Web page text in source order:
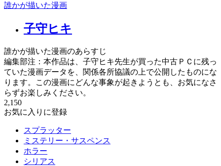
誰かが描いた漫画
子守ヒキ
誰かが描いた漫画のあらすじ
編集部注：本作品は、子守ヒキ先生が買った中古ＰＣに残っ
ていた漫画データを、関係各所協議の上で公開したものにな
ります。この漫画にどんな事象が起きようとも、お気になさ
らずお楽しみください。
2,150
お気に入りに登録
スプラッター
ミステリー・サスペンス
ホラー
シリアス